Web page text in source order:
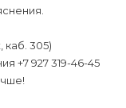
каб. 305)
+7 927 319-46-45